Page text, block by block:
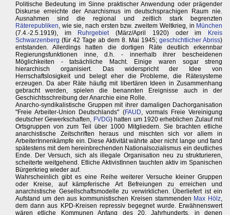
Politische Bedeutung im Sinne praktischer Anwendung oder prägender
Diskurse erreichte der Anarchismus im deutschsprachigen Raum nie.
Ausnahmen sind die regional und zeitlich stark begrenzten
Räterepubliken, wie sie, nach ersten bzw. zweitem Weltkrieg, in München
(7.4.-2.5.1919), im
Ruhrgebiet(März/April 1920) oder im
Kreis
Schwarzenberg (für 42 Tage ab dem 8. Mai 1945;geschichtlicher Abriss)
entstanden. Allerdings hatten die dortigen Räte deutlich erkennbar
Regierungsfunktionen inne, d.h. - innerhalb ihrer bescheidenen
Möglichkeiten - tatsächliche Macht. Einige waren sogar streng
hierarchisch organisiert. Das widerspricht der Idee von
Herrschaftslosigkeit und belegt eher die Probleme, die Rätesysteme
erzeugen. Da aber Räte häufig mit libertären Ideen in Zusammenhang
gebracht werden, spielen die benannten Ereignisse auch in der
Geschichtsschreibung der Anarchie eine Rolle.
Anarcho-syndikalistische Gruppen mit ihrer damaligen Dachorganisation
"Freie Arbeiter-Union Deutschlands" (FAUD, vormals Freie Vereinigung
deutscher Gewerkschaften, FVDG) hatten um 1920 erheblichen Zulauf mit
Ortsgruppen von zum Teil über 1000 Mitgliedern. Sie brachten etliche
anarchistische Zeitschriften heraus und mischten sich vor allem in
ArbeiterInnenkämpfe ein. Diese Aktivität währte aber nicht lange und fand
spätestens mit dem hereinbrechenden Nationalsozialismus ein deutliches
Ende. Der Versuch, sich als illegale Organisation neu zu strukturieren,
scheiterte weitgehend. Etliche AktivistInnen tauchten aktiv im Spanischen
Bürgerkrieg wieder auf.
Wahrscheinlich gibt es eine Reihe weiterer Versuche kleiner Gruppen
oder Kreise, auf kämpferische Art Befreiungen zu erreichen und
anarchistische Gesellschaftsmodelle zu verwirklichen. Überliefert ist ein
Aufstand um den aus kommunistischen Kreisen stammenden Max Hölz,
dem dann aus KPD-Kreisen repressiv begegnet wurde. Erwähnenswert
wären etliche Kommunen Anfang des 20. Jahrhunderts, in denen